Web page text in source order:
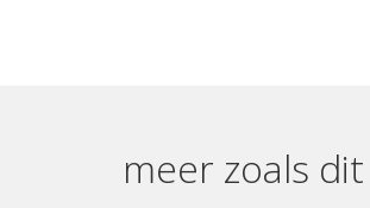
meer zoals dit